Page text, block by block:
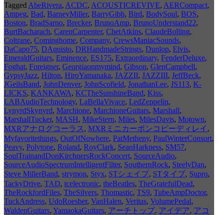
Tagged AbeRivera, ACDC, ACOUSTICREVIVE, AERCompact,
Ampeg, Bad, BarneyMiller, BarryGibb, Bird, BodySoul, BOS,
Boston, BradSarno, Brecker, BrunoAmp, BrunoUnderstand22,
BurtBacharach, CarenCarpenter, ChetAtkins, ClaudeBolling,
Coltrane, Cominghome, Company, CrewsManiacSounds,
DaCapo75, DAquisto, DRHandmadeStrings, Dunlop, Elvis,
EmeraldGuitars, Eminence, ES175, Extraordinary, FenderDeluxe,
Foghat, Foreigner, Georgiaonmymind, Gibson, GlenCampbell,
GypsyJazz, Hilton, HiroYamanaka, JAZZII, JAZZIII, JeffBeck,
JGeilsBand, JohnDenver, JohnScofield, JonathanLee, JS113, K-
LICKS, KANKAWA, KCTheSunshineBand, Kiss,
LABAudioTechnology, LaBellaVivace, LedZeppelin,
LynyrdSkynyrd, Marchione, MarchioneGuitars, Marshall,
MarshallTucker, MASH, MikeStern, Miles, MilesDavis, Motown,
MXRアナログコーラス , MXRミニカーボンコピーディレイ ,
Myfavoritethings, OutOfNowhere, PatMetheny, PaulWinterConsort,
Peavy, Polytone, Roland, RoyClark, SeanHarkness, SM57,
SoulTrainandDonKirchnersRockConcert, SourceAudio,
SourceAudioSpectrumIntelligentFilter, SouthernRock, SteelyDan,
Steve MillerBand, strymon, Styx, STシェイプ, STタイプ, Supro,
TackyDrive, TAD, tcelectronic, theBeatles, TheGratefulDead,
TheRockfordFiles, TheSilvers, Thomastic, TS9, TubeAmpDoctor,
TuckAndress, UdoRoesber, VanHalen, Veritas, VolumePedal,
WaldenGuitars, YamaokaGuitars, アーチトップ, アイデア, アコ